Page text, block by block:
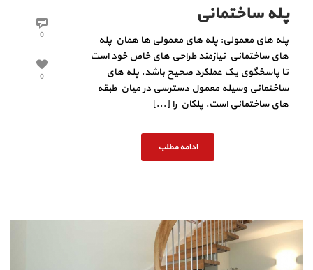
0
0
پله ساختمانی
پله های معمولی: پله های معمولی ها همان پله
های ساختمانی نیازمند طراحی های خاص خود است
تا پاسخگوی یک عملکرد صحیح باشد. پله های
ساختمانی وسیله معمول دسترسی در میان طبقه
های ساختمانی است. پلکان را [...]
ادامه مطلب